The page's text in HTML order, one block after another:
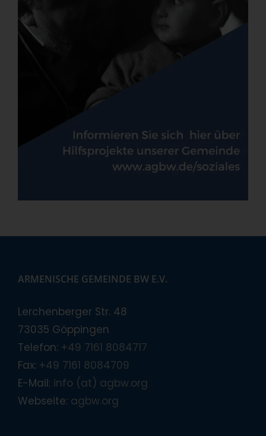
ARMENISCHE GEMEINDE BW E.V.
Lerchenberger Str. 48
73035 Göppingen
Telefon: +49 7161 8084717
Fax: +49 7161 8084709
E-Mail: info (at) agbw.org
Webseite: agbw.org